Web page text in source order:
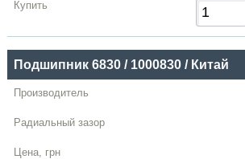
Подшипник 6830 / 1000830 / Китай